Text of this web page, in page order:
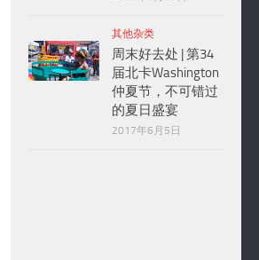
其他杂类
周末好去处 | 第34
届北卡Washington
仲夏节，不可错过
的夏日盛宴
2017年6月5日